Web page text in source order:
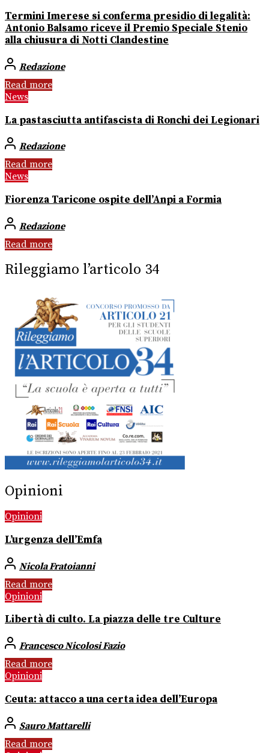
Termini Imerese si conferma presidio di legalità:
Antonio Balsamo riceve il Premio Speciale Stenio
alla chiusura di Notti Clandestine
Redazione
Read more
News
La pastasciutta antifascista di Ronchi dei Legionari
Redazione
Read more
News
Fiorenza Taricone ospite dell’Anpi a Formia
Redazione
Read more
Rileggiamo l’articolo 34
Opinioni
Opinioni
L’urgenza dell’Emfa
Nicola Fratoianni
Read more
Opinioni
Libertà di culto. La piazza delle tre Culture
Francesco Nicolosi Fazio
Read more
Opinioni
Ceuta: attacco a una certa idea dell’Europa
Sauro Mattarelli
Read more